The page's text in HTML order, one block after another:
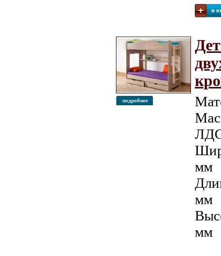
подробнее
мм
мм
мм